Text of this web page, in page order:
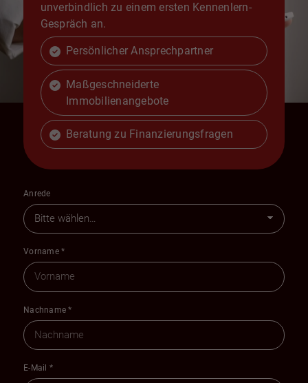
unverbindlich zu einem ersten Kennenlern-
Gespräch an.
Persönlicher Ansprechpartner
Maßgeschneiderte
Immobilienangebote
Beratung zu Finanzierungsfragen
Anrede
Vorname*
Nachname*
E-Mail *